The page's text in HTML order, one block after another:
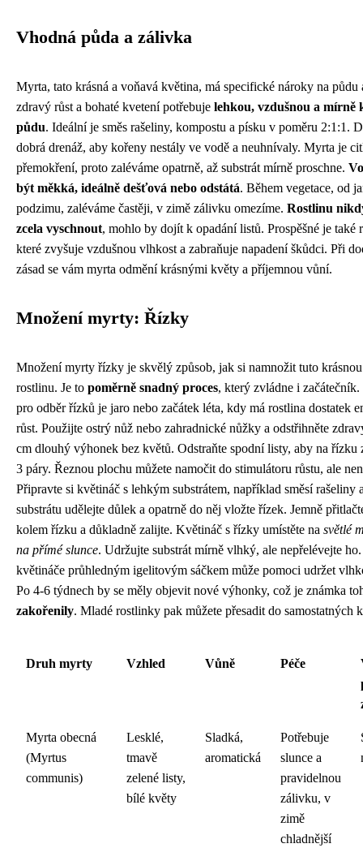
Vhodná půda a zálivka
Myrta, tato krásná a voňavá květina, má specifické nároky na půdu
zdravý růst a bohaté kvetení potřebuje lehkou, vzdušnou a mírně
půdu. Ideální je směs rašeliny, kompostu a písku v poměru 2:1:1.
dobrá drenáž, aby kořeny nestály ve vodě a neuhnívaly. Myrta je
přemokření, proto zaléváme opatrně, až substrát mírně proschne.
být měkká, ideálně dešťová nebo odstátá. Během vegetace, od
podzimu, zaléváme častěji, v zimě zálivku omezíme. Rostlinu
zcela vyschnout, mohlo by dojít k opadání listů. Prospěšné je také
které zvyšuje vzdušnou vlhkost a zabraňuje napadení škůdci. Při
zásad se vám myrta odmění krásnými květy a příjemnou vůní.
Množení myrty: Řízky
Množení myrty řízky je skvělý způsob, jak si namnožit tuto
rostlinu. Je to poměrně snadný proces, který zvládne i začátečník.
pro odběr řízků je jaro nebo začátek léta, kdy má rostlina dostatek
růst. Použijte ostrý nůž nebo zahradnické nůžky a odstřihněte
cm dlouhý výhonek bez květů. Odstraňte spodní listy, aby na řízku
3 páry. Řeznou plochu můžete namočit do stimulátoru růstu, ale
Připravte si květináč s lehkým substrátem, například směsí rašeliny
substrátu udělejte důlek a opatrně do něj vložte řízek. Jemně
kolem řízku a důkladně zalijte. Květináč s řízky umístěte na světlé
na přímé slunce. Udržujte substrát mírně vlhký, ale nepřelévejte
květináče průhledným igelitovým sáčkem může pomoci udržet
Po 4-6 týdnech by se měly objevit nové výhonky, což je známka
zakořenily. Mladé rostlinky pak můžete přesadit do samostatných
Druh myrty Vzhled Vůně Péče
Myrta obecná
(Myrtus
communis)
Lesklé,
tmavě
zelené listy,
bílé květy
Sladká,
aromatická
Potřebuje
slunce a
pravidelnou
zálivku, v
zimě
chladnější